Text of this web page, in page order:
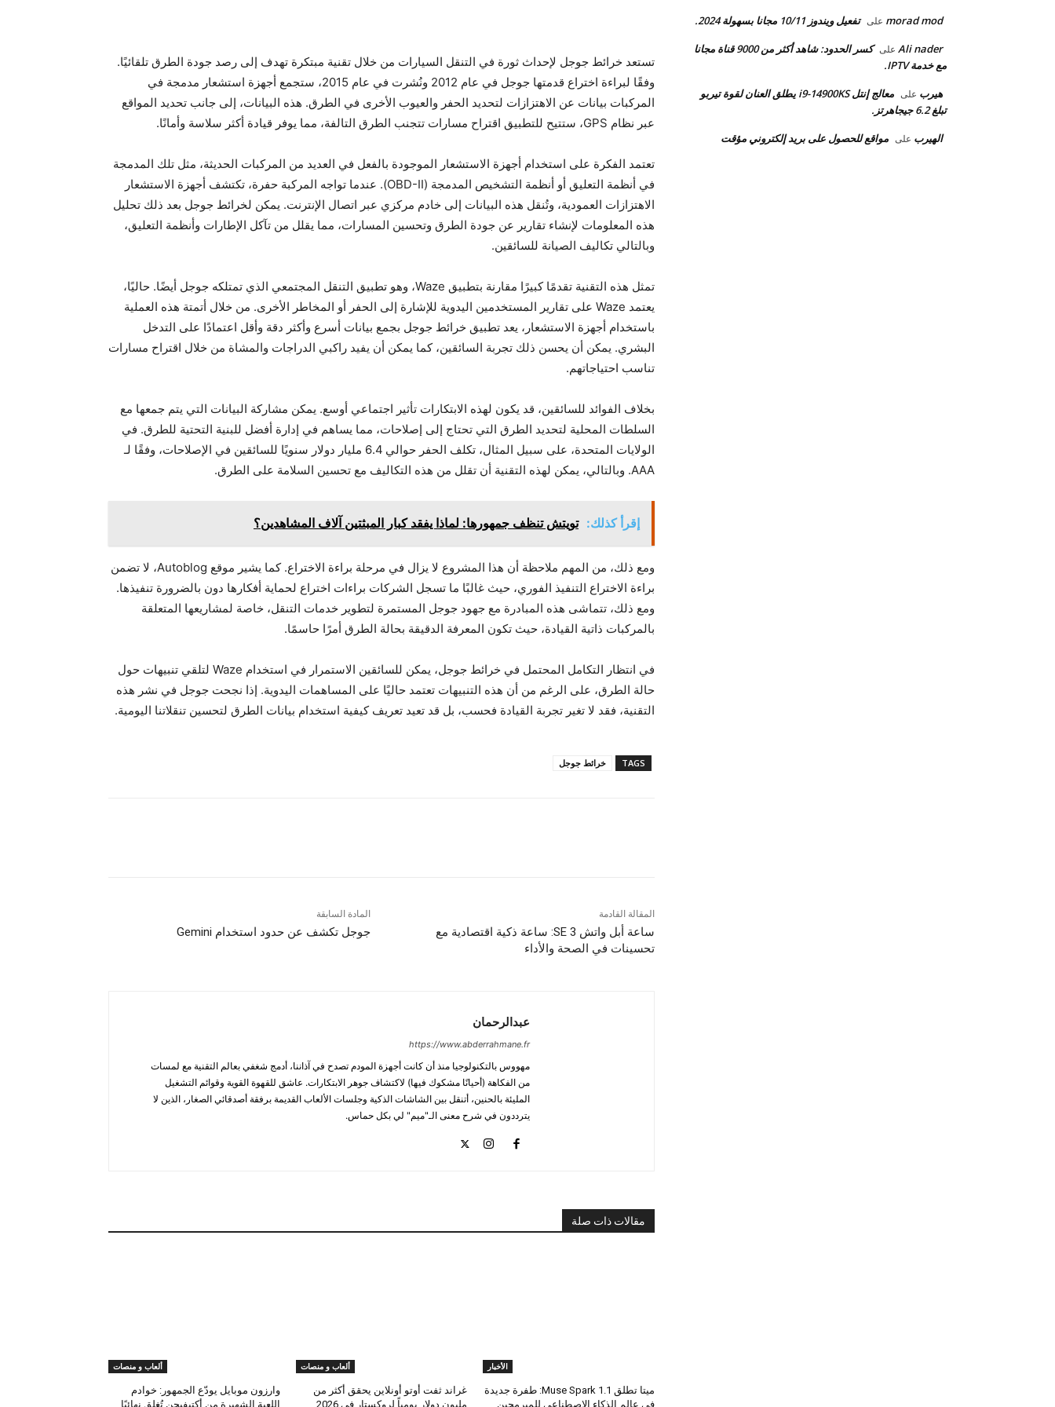
تستعد خرائط جوجل لإحداث ثورة في التنقل السيارات من خلال تقنية مبتكرة تهدف إلى رصد جودة الطرق تلقائيًا.
وفقًا لبراءة اختراع قدمتها جوجل في عام 2012 ونُشرت في عام 2015، ستجمع أجهزة استشعار مدمجة في
المركبات بيانات عن الاهتزازات لتحديد الحفر والعيوب الأخرى في الطرق. هذه البيانات، إلى جانب تحديد المواقع
عبر نظام GPS، ستتيح للتطبيق اقتراح مسارات تتجنب الطرق التالفة، مما يوفر قيادة أكثر سلاسة وأمانًا.
تعتمد الفكرة على استخدام أجهزة الاستشعار الموجودة بالفعل في العديد من المركبات الحديثة، مثل تلك المدمجة
في أنظمة التعليق أو أنظمة التشخيص المدمجة (OBD-II). عندما تواجه المركبة حفرة، تكتشف أجهزة الاستشعار
الاهتزازات العمودية، وتُنقل هذه البيانات إلى خادم مركزي عبر اتصال الإنترنت. يمكن لخرائط جوجل بعد ذلك تحليل
هذه المعلومات لإنشاء تقارير عن جودة الطرق وتحسين المسارات، مما يقلل من تآكل الإطارات وأنظمة التعليق،
وبالتالي تكاليف الصيانة للسائقين.
تمثل هذه التقنية تقدمًا كبيرًا مقارنة بتطبيق Waze، وهو تطبيق التنقل المجتمعي الذي تمتلكه جوجل أيضًا. حاليًا،
يعتمد Waze على تقارير المستخدمين اليدوية للإشارة إلى الحفر أو المخاطر الأخرى. من خلال أتمتة هذه العملية
باستخدام أجهزة الاستشعار، يعد تطبيق خرائط جوجل بجمع بيانات أسرع وأكثر دقة وأقل اعتمادًا على التدخل
البشري. يمكن أن يحسن ذلك تجربة السائقين، كما يمكن أن يفيد راكبي الدراجات والمشاة من خلال اقتراح مسارات
تناسب احتياجاتهم.
بخلاف الفوائد للسائقين، قد يكون لهذه الابتكارات تأثير اجتماعي أوسع. يمكن مشاركة البيانات التي يتم جمعها مع
السلطات المحلية لتحديد الطرق التي تحتاج إلى إصلاحات، مما يساهم في إدارة أفضل للبنية التحتية للطرق. في
الولايات المتحدة، على سبيل المثال، تكلف الحفر حوالي 6.4 مليار دولار سنويًا للسائقين في الإصلاحات، وفقًا لـ
AAA. وبالتالي، يمكن لهذه التقنية أن تقلل من هذه التكاليف مع تحسين السلامة على الطرق.
إقرأ كذلك: تويتش تنظف جمهورها: لماذا يفقد كبار المبثتين آلاف المشاهدين؟
ومع ذلك، من المهم ملاحظة أن هذا المشروع لا يزال في مرحلة براءة الاختراع. كما يشير موقع Autoblog، لا تضمن
براءة الاختراع التنفيذ الفوري، حيث غالبًا ما تسجل الشركات براءات اختراع لحماية أفكارها دون بالضرورة تنفيذها.
ومع ذلك، تتماشى هذه المبادرة مع جهود جوجل المستمرة لتطوير خدمات التنقل، خاصة لمشاريعها المتعلقة
بالمركبات ذاتية القيادة، حيث تكون المعرفة الدقيقة بحالة الطرق أمرًا حاسمًا.
في انتظار التكامل المحتمل في خرائط جوجل، يمكن للسائقين الاستمرار في استخدام Waze لتلقي تنبيهات حول
حالة الطرق، على الرغم من أن هذه التنبيهات تعتمد حاليًا على المساهمات اليدوية. إذا نجحت جوجل في نشر هذه
التقنية، فقد لا تغير تجربة القيادة فحسب، بل قد تعيد تعريف كيفية استخدام بيانات الطرق لتحسين تنقلاتنا اليومية.
TAGS خرائط جوجل
المادة السابقة
جوجل تكشف عن حدود استخدام Gemini
المقالة القادمة
ساعة أبل واتش SE 3: ساعة ذكية اقتصادية مع
تحسينات في الصحة والأداء
عبدالرحمان
https://www.abderrahmane.fr
مهووس بالتكنولوجيا منذ أن كانت أجهزة المودم تصدح في آذاننا، أدمج شغفي بعالم التقنية مع لمسات
من الفكاهة (أحيانًا مشكوك فيها) لاكتشاف جوهر الابتكارات. عاشق للقهوة القوية وقوائم التشغيل
المليئة بالحنين، أتنقل بين الشاشات الذكية وجلسات الألعاب القديمة برفقة أصدقائي الصغار، الذين لا
يترددون في شرح معنى الـ"ميم" لي بكل حماس.
مقالات ذات صلة
الأخبار
ميتا تطلق Muse Spark 1.1: طفرة جديدة
في عالم الذكاء الاصطناعي للمبرمجين
ألعاب و منصات
غراند ثفت أوتو أونلاين يحقق أكثر من
مليون دولار يومياً لروكستار في 2026
ألعاب و منصات
وارزون موبايل يودّع الجمهور: خوادم
اللعبة الشهيرة من أكتيفيجن تُغلق نهائيًا
morad mod على تفعيل ويندوز 10/11 مجانا بسهولة 2024.
Ali nader على
كسر الحدود: شاهد أكثر من 9000 قناة مجانا
مع خدمة IPTV.
هيرب على
معالج إنتل i9-14900KS يطلق العنان لقوة تيربو
تبلغ 6.2 جيجاهرتز.
الهيرب على مواقع للحصول على بريد إلكتروني مؤقت